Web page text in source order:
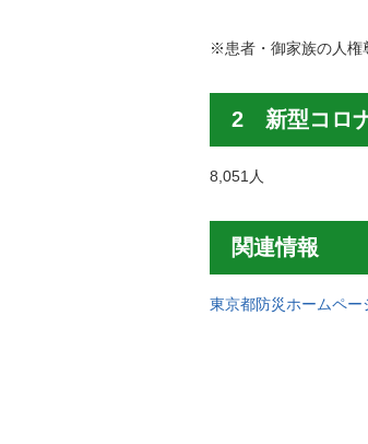
※患者・御家族の人権
2 新型コロ
8,051人
関連情報
東京都防災ホームペ